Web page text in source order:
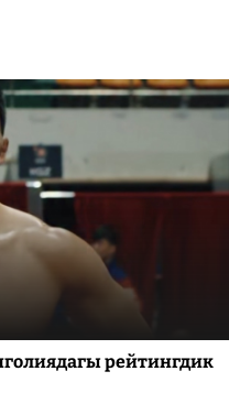
рейтингдик